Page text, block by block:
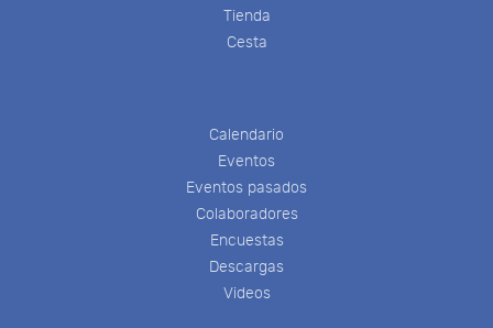
Tienda
Cesta
Calendario
Eventos
Eventos pasados
Colaboradores
Encuestas
Descargas
Videos